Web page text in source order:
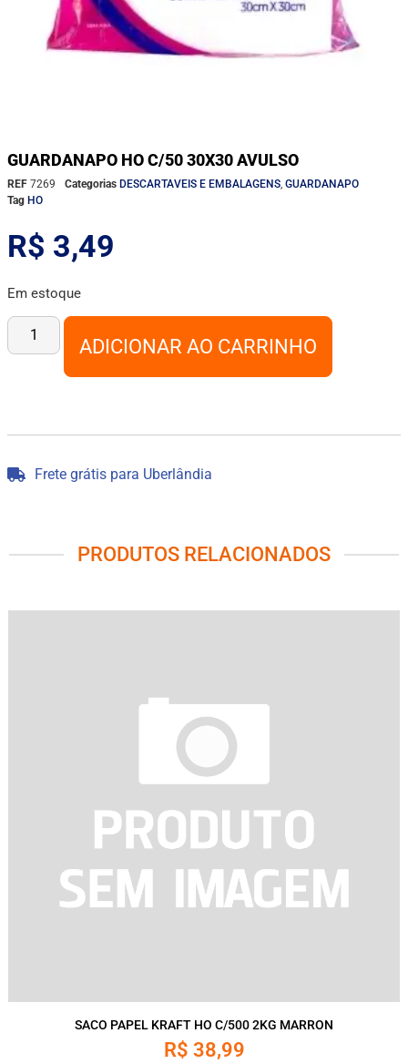
GUARDANAPO HO C/50 30X30 AVULSO
REF 7269 Categorias DESCARTAVEIS E EMBALAGENS GUARDANAPO
Tag HO
R$ 3,49
Em estoque
ADICIONAR AO CARRINHO
Frete grátis para Uberlândia
PRODUTOS RELACIONADOS
SACO PAPEL KRAFT HO C/500 2KG MARRON
R$ 38,99